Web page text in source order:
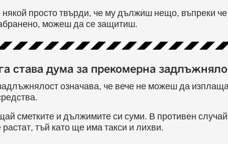
някой просто твърди, че му дължиш нещо, въпреки
можеш да се защитиш.
става дума за прекомерна
означава, че вече не можеш да
сметките и дължимите си суми. В противен
тъй като ще има такси и лихви.